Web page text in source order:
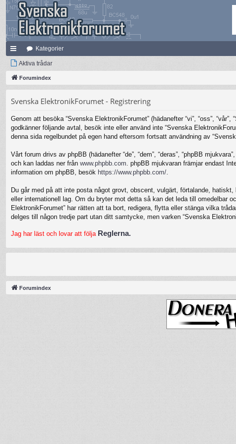
na
bb
ar
Kategorier
Aktiva trådar
Forumindex
Svenska ElektronikForumet - Registrering
Genom att besöka “Svenska ElektronikForumet” (hädanefter “vi”, “oss”,
godkänner följande avtal, besök inte eller använd inte “Svenska
denna sida regelbundet på egen hand eftersom fortsatt användning av
Vårt forum drivs av phpBB (hädanefter “de”, “dem”, “deras”, “phpBB
och kan laddas ner från www.phpbb.com . phpBB mjukvaran främjar endast
information om phpBB, besök https://www.phpbb.com/
Du går med på att inte posta något grovt, obscent, vulgärt, förtalande,
eller internationell lag. Om du bryter mot detta så kan det leda till omedelbar
ElektronikForumet” har rätten att ta bort, redigera, flytta eller stänga vilka
delges till någon tredje part utan ditt samtycke, men varken “Svenska
Jag har läst och lovar att följa Reglerna.
Forumindex